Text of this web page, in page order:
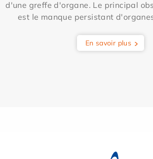
d'une greffe d'organe. Le principal
est le manque persistant
En savoir plus